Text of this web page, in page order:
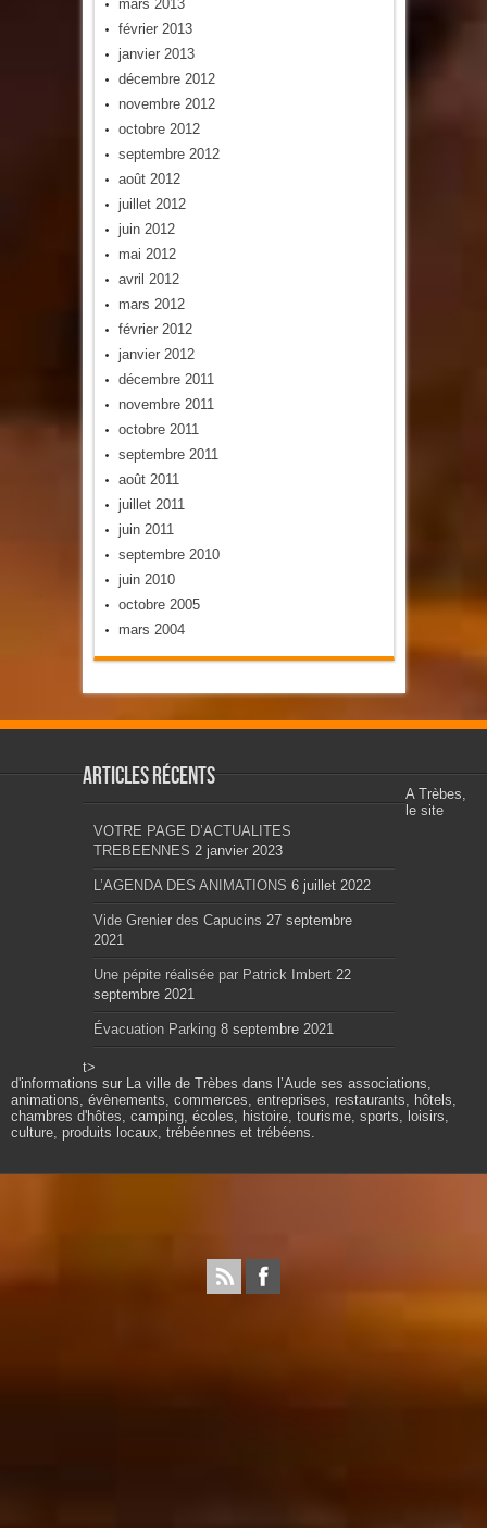
mars 2013
février 2013
janvier 2013
décembre 2012
novembre 2012
octobre 2012
septembre 2012
août 2012
juillet 2012
juin 2012
mai 2012
avril 2012
mars 2012
février 2012
janvier 2012
décembre 2011
novembre 2011
octobre 2011
septembre 2011
août 2011
juillet 2011
juin 2011
septembre 2010
juin 2010
octobre 2005
mars 2004
Articles récents
VOTRE PAGE D’ACTUALITES
TREBEENNES 2 janvier 2023
L’AGENDA DES ANIMATIONS 6 juillet 2022
Vide Grenier des Capucins 27 septembre
2021
Une pépite réalisée par Patrick Imbert 22
septembre 2021
Évacuation Parking 8 septembre 2021
t>
A Trèbes,
le site
d'informations sur La ville de Trèbes dans l’Aude ses associations,
animations, évènements, commerces, entreprises, restaurants, hôtels,
chambres d'hôtes, camping, écoles, histoire, tourisme, sports, loisirs,
culture, produits locaux, trébéennes et trébéens.